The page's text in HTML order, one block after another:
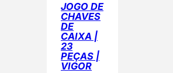
JOGO DE
CHAVES
DE
CAIXA |
23
PEÇAS |
VIGOR